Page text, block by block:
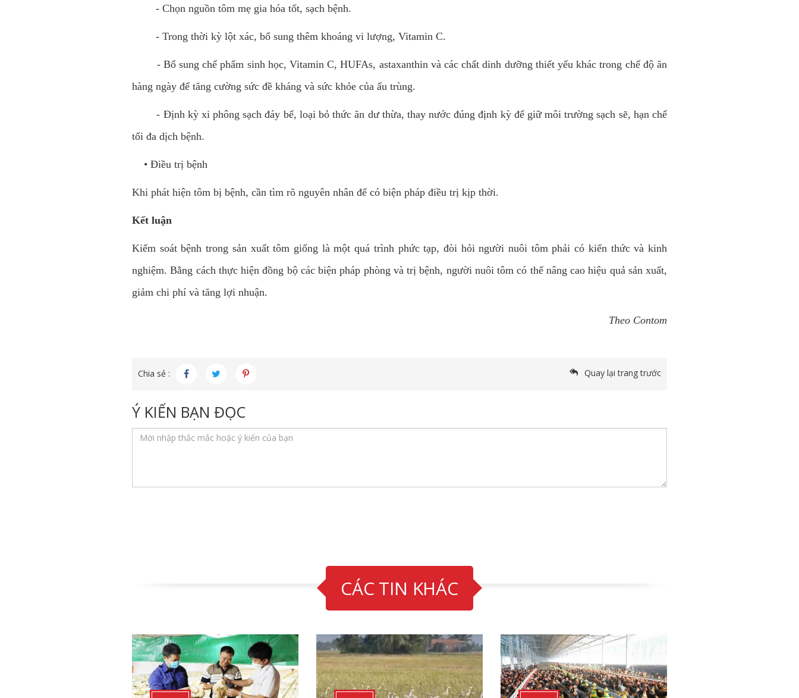
- Chọn nguồn tôm mẹ gia hóa tốt, sạch bệnh.
- Trong thời kỳ lột xác, bổ sung thêm khoáng vi lượng, Vitamin C.
- Bổ sung chế phẩm sinh học, Vitamin C, HUFAs, astaxanthin và các chất dinh dưỡng thiết yếu khác trong chế độ ăn
hàng ngày để tăng cường sức đề kháng và sức khỏe của ấu trùng.
- Định kỳ xi phông sạch đáy bể, loại bỏ thức ăn dư thừa, thay nước đúng định kỳ để giữ môi trường sạch sẽ, hạn chế
tối đa dịch bệnh.
• Điều trị bệnh
Khi phát hiện tôm bị bệnh, cần tìm rõ nguyên nhân để có biện pháp điều trị kịp thời.
Kết luận
Kiểm soát bệnh trong sản xuất tôm giống là một quá trình phức tạp, đòi hỏi người nuôi tôm phải có kiến thức và kinh
nghiệm. Bằng cách thực hiện đồng bộ các biện pháp phòng và trị bệnh, người nuôi tôm có thể nâng cao hiệu quả sản xuất,
giảm chi phí và tăng lợi nhuận.
Theo Contom
Chia sẻ : Quay lại trang trước
Ý KIẾN BẠN ĐỌC
CÁC TIN KHÁC